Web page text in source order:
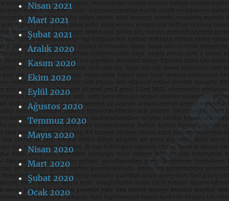
Nisan 2021
Mart 2021
Şubat 2021
Aralık 2020
Kasım 2020
Ekim 2020
Eylül 2020
Ağustos 2020
Temmuz 2020
Mayıs 2020
Nisan 2020
Mart 2020
Şubat 2020
Ocak 2020